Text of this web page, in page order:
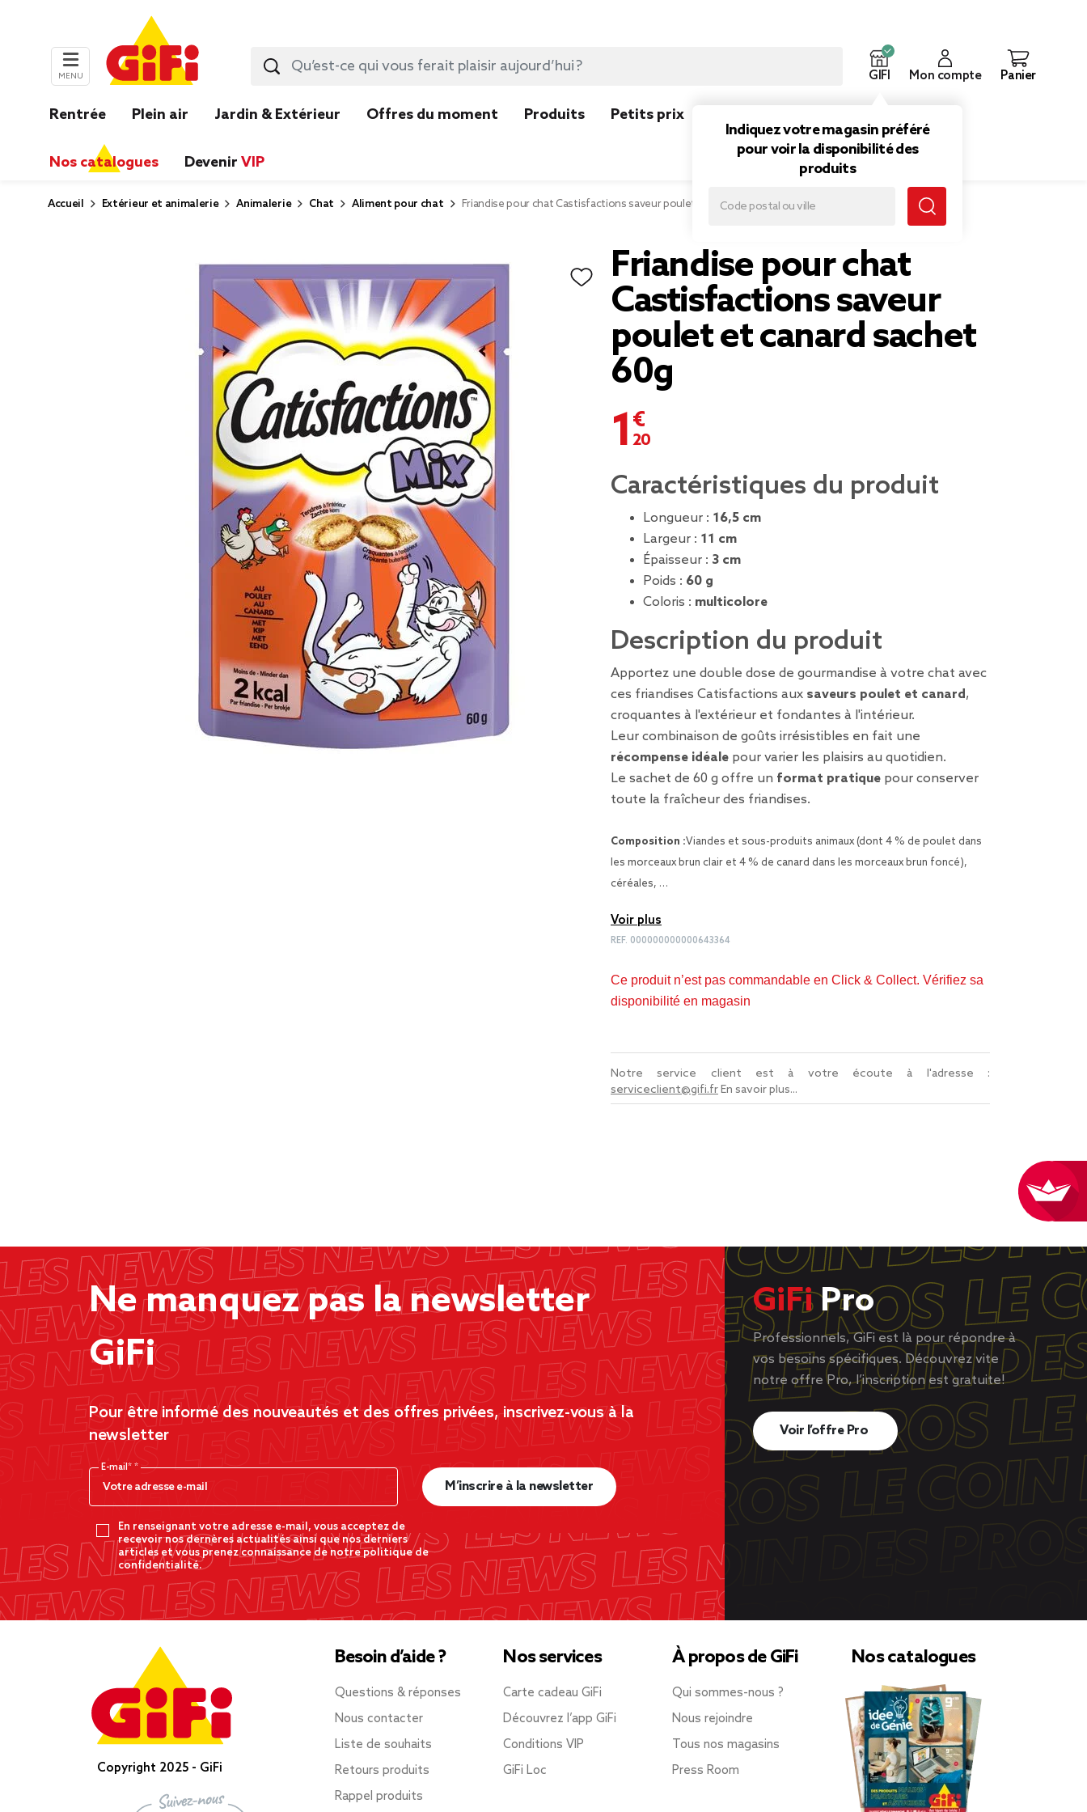
MENU GIFI
Indiquez votre magasin préféré
pour voir la disponibilité des
produits
Mon compte Panier
Rentrée Plein air Jardin & Extérieur Offres du moment Produits Petits prix
Nos catalogues Devenir VIP
Accueil Extérieur et animalerie Animalerie Chat Aliment pour chat Friandise pour chat Castisfactions saveur poulet et canard sachet 60g
Friandise pour chat
Castisfactions saveur
poulet et canard sachet
60g
1,20 €
Caractéristiques du produit
Longueur : 16,5 cm
Largeur : 11 cm
Épaisseur : 3 cm
Poids : 60 g
Coloris : multicolore
Description du produit
Apportez une double dose de gourmandise à votre chat avec
ces friandises Catisfactions aux saveurs poulet et canard,
croquantes à l'extérieur et fondantes à l'intérieur.
Leur combinaison de goûts irrésistibles en fait une
récompense idéale pour varier les plaisirs au quotidien.
Le sachet de 60 g offre un format pratique pour conserver
toute la fraîcheur des friandises.
Composition :Viandes et sous-produits animaux (dont 4 % de poulet dans
les morceaux brun clair et 4 % de canard dans les morceaux brun foncé),
céréales, …
Voir plus
REF. 000000000000643364
Ce produit n’est pas commandable en Click & Collect. Vérifiez sa
disponibilité en magasin
Notre service client est à votre écoute à l'adresse :
serviceclient@gifi.frEn savoir plus...
Ne manquez pas la newsletter
GiFi
Pour être informé des nouveautés et des offres privées, inscrivez-vous à la
newsletter
E-mail*
En renseignant votre adresse e-mail, vous acceptez de
recevoir nos dernères actualités ainsi que nos derniers
articles et vous prenez connaissance de notre politique de
confidentialité.
M’inscrire à la newsletter
GiFiPro
Professionnels, GiFi est là pour répondre à
vos besoins spécifiques. Découvrez vite
notre offre Pro, l’inscription est gratuite!
Voir l’offre Pro
Copyright 2025 - GiFi
Besoin d’aide ?
Questions & réponses
Nous contacter
Liste de souhaits
Retours produits
Rappel produits
Nos services
Carte cadeau GiFi
Découvrez l’app GiFi
Conditions VIP
GiFi Loc
À propos de GiFi
Qui sommes-nous ?
Nous rejoindre
Tous nos magasins
Press Room
Nos catalogues